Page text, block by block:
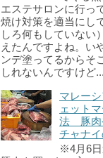
エステサロンに行っ
焼け対策を適当にし
しろ何もしていない
えたんですよね。い
ンデ塗ってるからそ
しれないんですけど...
マレー
ェット
法 豚肉
チャナ
※4月6